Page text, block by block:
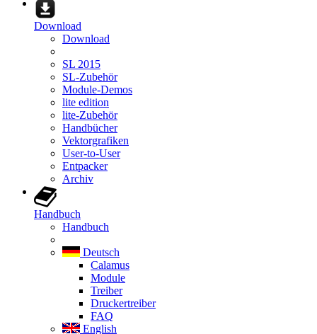
Download
Download
SL 2015
SL-Zubehör
Module-Demos
lite edition
lite-Zubehör
Handbücher
Vektorgrafiken
User-to-User
Entpacker
Archiv
Handbuch
Handbuch
Deutsch
Calamus
Module
Treiber
Druckertreiber
FAQ
English